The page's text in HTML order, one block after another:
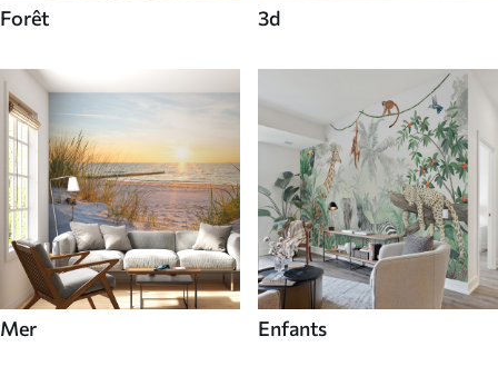
Forêt 3d
Mer Enfants